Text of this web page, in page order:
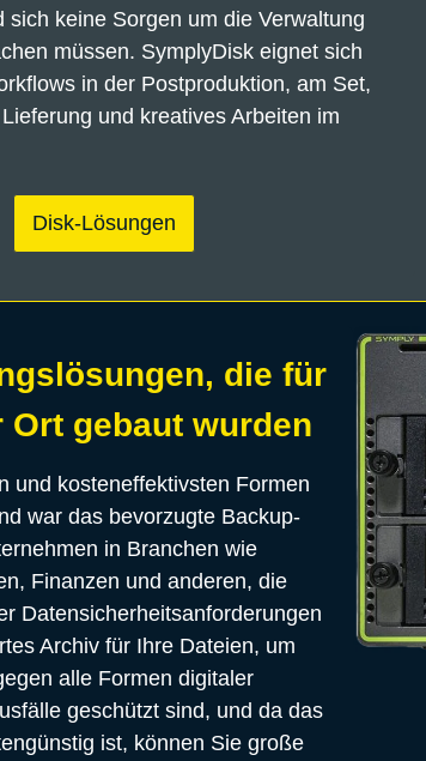
sich keine Sorgen um die Verwaltung
müssen. SymplyDisk eignet sich
in der Postproduktion, am Set,
und kreatives Arbeiten im
Disk-Lösungen
die für
Ort gebaut wurden
und kosteneffektivsten Formen
war das bevorzugte Backup-
in Branchen wie
Finanzen und anderen, die
Datensicherheitsanforderungen
Archiv für Ihre Dateien, um
alle Formen digitaler
geschützt sind, und da das
ist, können Sie große